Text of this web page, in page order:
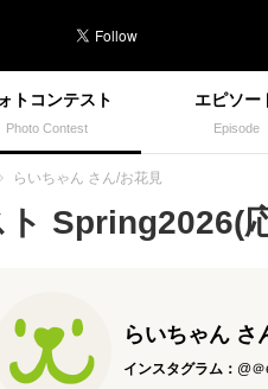
トコンテスト
Photo Contest
エピソー
Episode
らいちゃん さん/お花見
Spring2026(
らいちゃん さ
インスタグラム： @